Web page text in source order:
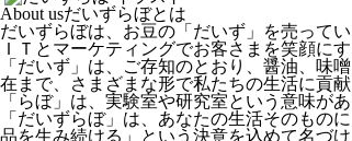
About usだいずらぼとは
だいずらぼは、お豆の「だいず」を売って
ＩＴとマーケティングでお客さまを笑顔に
「だいず」は、ご存知のとおり、醤油、味
在まで、さまざまな形で私たちの生活に貢献
「らぼ」は、実験室や研究室という意味が
「だいずらぼ」は、あなたの生活そのも
品を生み続ける」という決意を込めて名づけ